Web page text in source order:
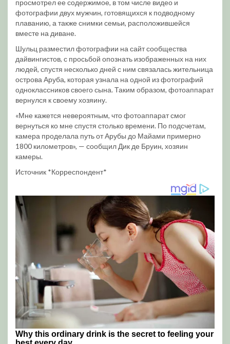
просмотрел ее содержимое, в том числе видео и
фотографии двух мужчин, готовящихся к подводному
плаванию, а также снимки семьи, расположившейся
вместе на диване.
Шульц разместил фотографии на сайт сообщества
дайвингистов, с просьбой опознать изображенных на них
людей, спустя несколько дней с ним связалась жительница
острова Аруба, которая узнала на одной из фотографий
одноклассников своего сына. Таким образом, фотоаппарат
вернулся к своему хозяину.
«Мне кажется невероятным, что фотоаппарат смог
вернуться ко мне спустя столько времени. По подсчетам,
камера проделала путь от Арубы до Майами примерно
1800 километров», — сообщил Дик де Бруин, хозяин
камеры.
Источник *Корреспондент*